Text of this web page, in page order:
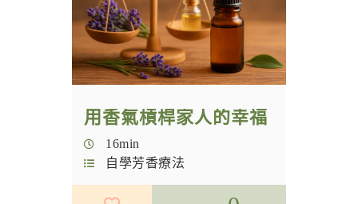
用香氣槓桿家人的幸福
16min
自學芳香療法